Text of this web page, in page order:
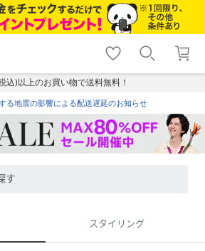
shopping_cart lock_outline
ログイン
込)以上のお買い物で送料無料！
る地震の影響による配送遅延のお知らせ
す
スタイリング